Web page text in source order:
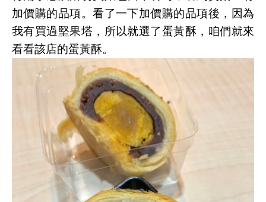
加價購的品項。看了一下加價購的品項後，因為
我有買過堅果塔，所以就選了蛋黃酥，咱們就來
看看該店的蛋黃酥。